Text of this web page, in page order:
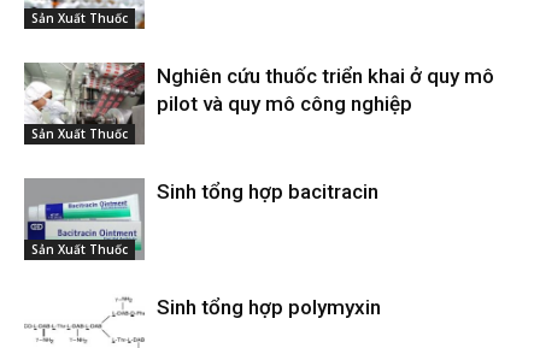
Sản Xuất Thuốc
Sản Xuất Thuốc
Nghiên cứu thuốc triển khai ở quy mô
pilot và quy mô công nghiệp
Sản Xuất Thuốc
Sinh tổng hợp bacitracin
Sinh tổng hợp polymyxin